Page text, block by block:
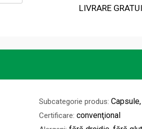
LIVRARE
Subcategorie produs:
Certificare: convenţional